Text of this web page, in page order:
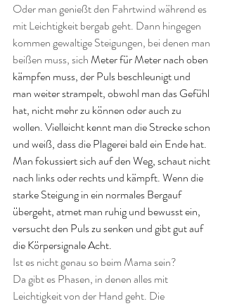
Oder man genießt den Fahrtwind während es
mit Leichtigkeit bergab geht. Dann hingegen
kommen gewaltige Steigungen, bei denen man
beißen muss, sich Meter für Meter nach oben
kämpfen muss, der Puls beschleunigt und
man weiter strampelt, obwohl man das Gefühl
hat, nicht mehr zu können oder auch zu
wollen. Vielleicht kennt man die Strecke schon
und weiß, dass die Plagerei bald ein Ende hat.
Man fokussiert sich auf den Weg, schaut nicht
nach links oder rechts und kämpft. Wenn die
starke Steigung in ein normales Bergauf
übergeht, atmet man ruhig und bewusst ein,
versucht den Puls zu senken und gibt gut auf
die Körpersignale Acht.
Ist es nicht genau so beim Mama sein?
Da gibt es Phasen, in denen alles mit
Leichtigkeit von der Hand geht. Die